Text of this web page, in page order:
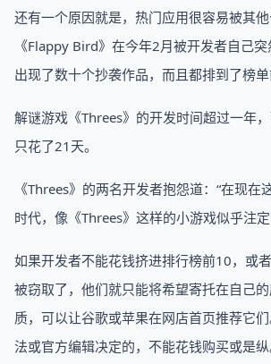
还有一个原因就是，热门应用很容易被其他
《Flappy Bird》在今年2月被开发者自己
出现了数十个抄袭作品，而且都排到了榜单
解谜游戏《Threes》的开发时间超过一年
只花了21天。
《Threes》的两名开发者抱怨道：“在现在
时代，像《Threes》这样的小游戏似乎注
如果开发者不能花钱挤进排行榜前10，或
被窃取了，他们就只能将希望寄托在自己
质，可以让谷歌或苹果在网店首页推荐它
法或官方编辑决定的，不能花钱购买或是纵